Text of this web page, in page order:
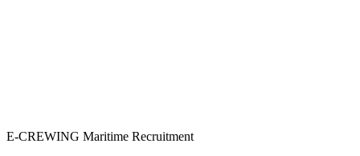
E-CREWING Maritime Recruitment